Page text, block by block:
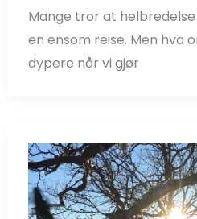
Mange tror at
en ensom reise. Men hva
dypere når vi gjør